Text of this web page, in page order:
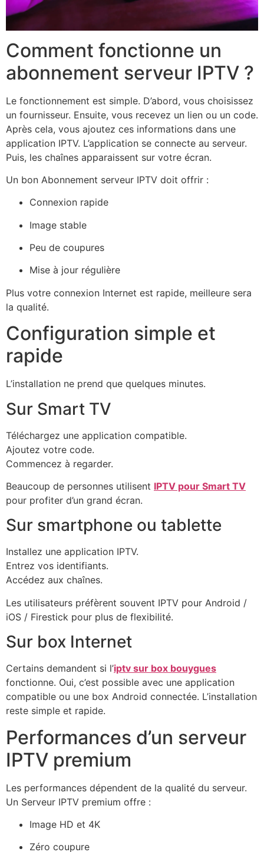
Comment fonctionne un
abonnement serveur IPTV ?
Le fonctionnement est simple. D’abord, vous choisissez
un fournisseur. Ensuite, vous recevez un lien ou un code.
Après cela, vous ajoutez ces informations dans une
application IPTV. L’application se connecte au serveur.
Puis, les chaînes apparaissent sur votre écran.
Un bon Abonnement serveur IPTV doit offrir :
Connexion rapide
Image stable
Peu de coupures
Mise à jour régulière
Plus votre connexion Internet est rapide, meilleure sera
la qualité.
Configuration simple et
rapide
L’installation ne prend que quelques minutes.
Sur Smart TV
Téléchargez une application compatible.
Ajoutez votre code.
Commencez à regarder.
Beaucoup de personnes utilisent IPTV pour Smart TV
pour profiter d’un grand écran.
Sur smartphone ou tablette
Installez une application IPTV.
Entrez vos identifiants.
Accédez aux chaînes.
Les utilisateurs préfèrent souvent IPTV pour Android /
iOS / Firestick pour plus de flexibilité.
Sur box Internet
Certains demandent si l’iptv sur box bouygues
fonctionne. Oui, c’est possible avec une application
compatible ou une box Android connectée. L’installation
reste simple et rapide.
Performances d’un serveur
IPTV premium
Les performances dépendent de la qualité du serveur.
Un Serveur IPTV premium offre :
Image HD et 4K
Zéro coupure